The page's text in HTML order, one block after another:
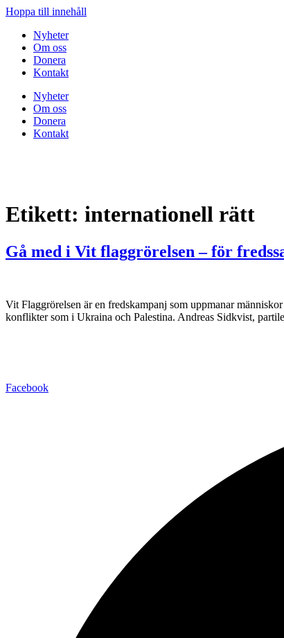
Hoppa till innehåll
Nyheter
Om oss
Donera
Kontakt
Nyheter
Om oss
Donera
Kontakt
Etikett: internationell rätt
Gå med i Vit flaggrörelsen – för
Vit Flaggrörelsen är en fredskampanj som uppmanar
konflikter som i Ukraina och Palestina. Andreas Sidkvist,
Facebook